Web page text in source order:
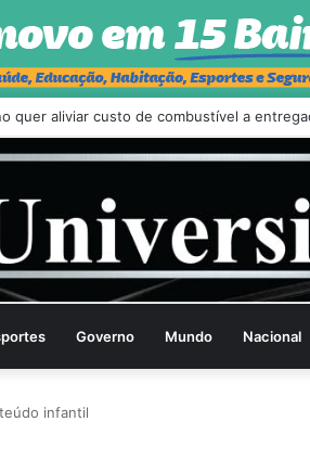
e diz que Milei fez ‘escândalo’ no Brasil
Governo Mundo Nacional
infantil